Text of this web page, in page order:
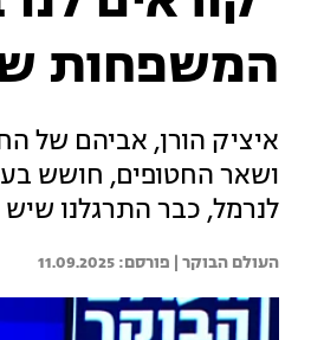
המשפחות
איציק הורן, אביהם של
ושאר החטופים, חושש
לנרמל, כבר התרגלנו
העולם הבוקר | 11.09.2025